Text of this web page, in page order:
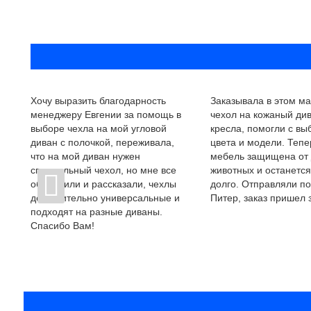
Хочу выразить благодарность
менеджеру Евгении за помощь в
выборе чехла на мой угловой
диван с полочкой, переживала,
что на мой диван нужен
специальный чехол, но мне все
объяснили и рассказали, чехлы
действительно универсальные и
подходят на разные диваны.
Спасибо Вам!
Заказывала в этом
чехол на кожаный
кресла, помогли с
цвета и модели.
мебель защищена
животных и
долго. Отправляли
Питер, заказ пришел